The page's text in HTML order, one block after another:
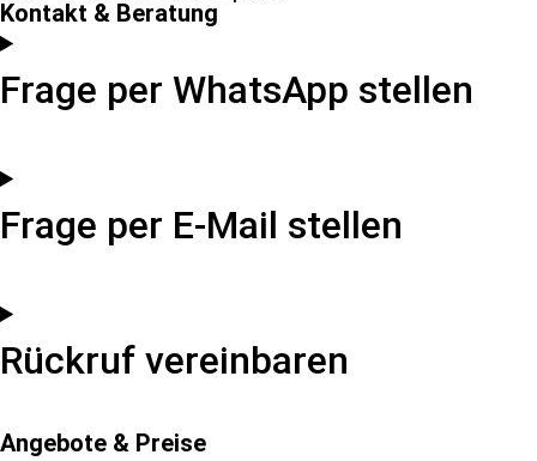
Kontakt & Beratung
Frage per WhatsApp stellen
Frage per E-Mail stellen
Rückruf vereinbaren
Angebote & Preise